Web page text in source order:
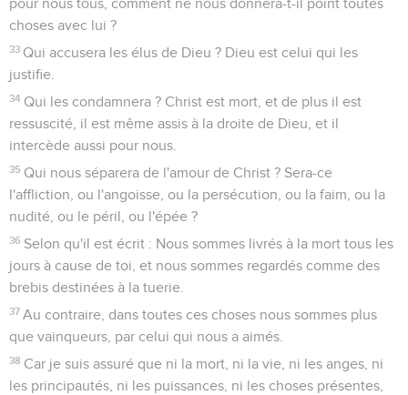
pour nous tous, comment ne nous donnera-t-il point toutes
choses avec lui ?
33 Qui accusera les élus de Dieu ? Dieu est celui qui les
justifie.
34 Qui les condamnera ? Christ est mort, et de plus il est
ressuscité, il est même assis à la droite de Dieu, et il
intercède aussi pour nous.
35 Qui nous séparera de l'amour de Christ ? Sera-ce
l'affliction, ou l'angoisse, ou la persécution, ou la faim, ou la
nudité, ou le péril, ou l'épée ?
36 Selon qu'il est écrit : Nous sommes livrés à la mort tous les
jours à cause de toi, et nous sommes regardés comme des
brebis destinées à la tuerie.
37 Au contraire, dans toutes ces choses nous sommes plus
que vainqueurs, par celui qui nous a aimés.
38 Car je suis assuré que ni la mort, ni la vie, ni les anges, ni
les principautés, ni les puissances, ni les choses présentes,